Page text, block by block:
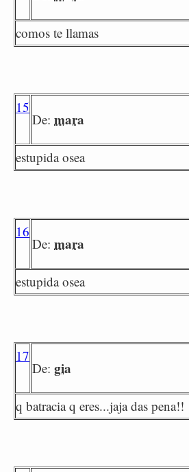
comos te llamas
15
De: mara
estupida osea
16
De: mara
estupida osea
17
De: gia
q batracia q eres...jaja das pena!!